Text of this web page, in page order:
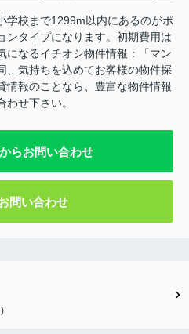
学校まで1299m以内にあるのがポ
ンタイプになります。初期費用は
になるイチオシ物件情報：「マン
、気持ちを込めてお客様の物件探
情報のことなら、豊富な物件情報
せ下さい。
らお問い合わせ
問い合わせ